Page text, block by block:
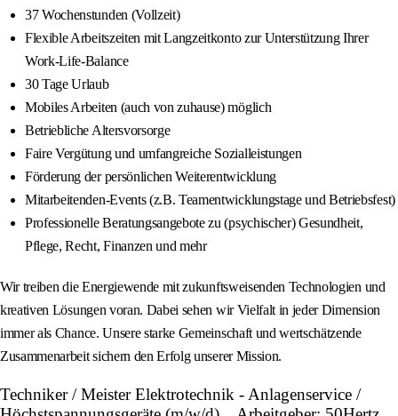
37 Wochenstunden (Vollzeit)
Flexible Arbeitszeiten mit Langzeitkonto zur Unterstützung Ihrer
Work-Life-Balance
30 Tage Urlaub
Mobiles Arbeiten (auch von zuhause) möglich
Betriebliche Altersvorsorge
Faire Vergütung und umfangreiche Sozialleistungen
Förderung der persönlichen Weiterentwicklung
Mitarbeitenden-Events (z.B. Teamentwicklungstage und Betriebsfest)
Professionelle Beratungsangebote zu (psychischer) Gesundheit,
Pflege, Recht, Finanzen und mehr
Wir treiben die Energiewende mit zukunftsweisenden Technologien und
kreativen Lösungen voran. Dabei sehen wir Vielfalt in jeder Dimension
immer als Chance. Unsere starke Gemeinschaft und wertschätzende
Zusammenarbeit sichern den Erfolg unserer Mission.
Techniker / Meister Elektrotechnik - Anlagenservice /